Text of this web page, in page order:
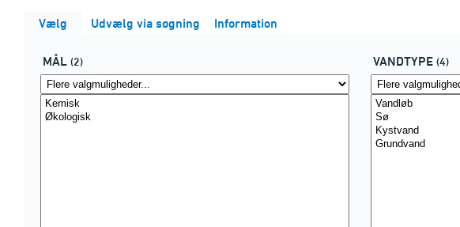
Vælg Udvælg via søgning Information
MÅL (2) VANDTYPE (4)